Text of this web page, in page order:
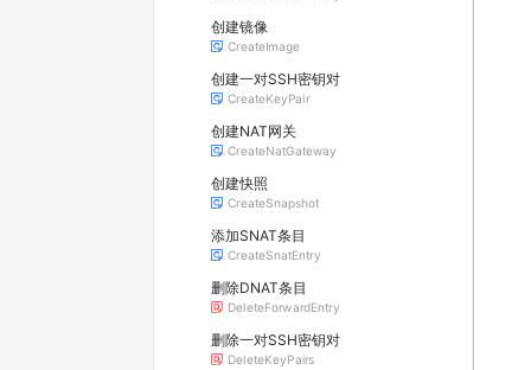
创建镜像
CreateImage
创建一对SSH密钥对
CreateKeyPair
创建NAT网关
CreateNatGateway
创建快照
CreateSnapshot
添加SNAT条目
CreateSnatEntry
删除DNAT条目
DeleteForwardEntry
删除一对SSH密钥对
DeleteKeyPairs